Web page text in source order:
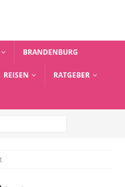
BRANDENBURG
REISEN RATGEBER